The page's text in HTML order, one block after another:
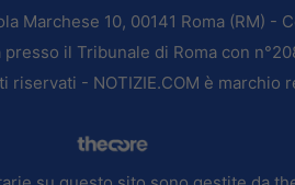
Marchese 10, 00141 Roma (RM) -
il Tribunale di Roma con
- NOTIZIE.COM è marchio